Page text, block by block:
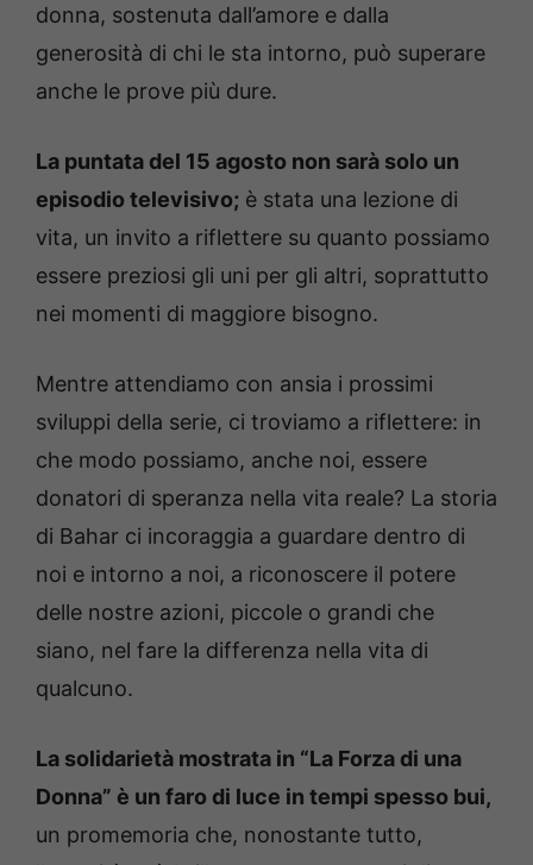
donna, sostenuta dall’amore e dalla
generosità di chi le sta intorno, può superare
anche le prove più dure.
La puntata del 15 agosto non sarà solo un
episodio televisivo; è stata una lezione di
vita, un invito a riflettere su quanto possiamo
essere preziosi gli uni per gli altri, soprattutto
nei momenti di maggiore bisogno.
Mentre attendiamo con ansia i prossimi
sviluppi della serie, ci troviamo a riflettere: in
che modo possiamo, anche noi, essere
donatori di speranza nella vita reale? La storia
di Bahar ci incoraggia a guardare dentro di
noi e intorno a noi, a riconoscere il potere
delle nostre azioni, piccole o grandi che
siano, nel fare la differenza nella vita di
qualcuno.
La solidarietà mostrata in “La Forza di una
Donna” è un faro di luce in tempi spesso bui,
un promemoria che, nonostante tutto,